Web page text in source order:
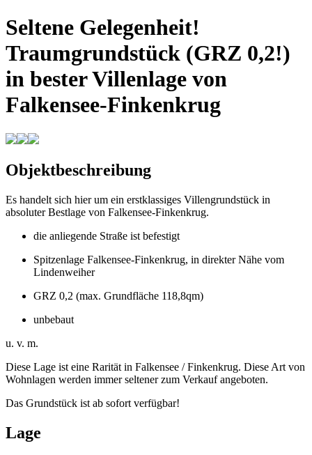
Seltene Gelegenheit!
Traumgrundstück (GRZ 0,2!)
in bester Villenlage von
Falkensee-Finkenkrug
Objektbeschreibung
Es handelt sich hier um ein erstklassiges Villengrundstück in
absoluter Bestlage von Falkensee-Finkenkrug.
die anliegende Straße ist befestigt
Spitzenlage Falkensee-Finkenkrug, in direkter Nähe vom
Lindenweiher
GRZ 0,2 (max. Grundfläche 118,8qm)
unbebaut
u. v. m.
Diese Lage ist eine Rarität in Falkensee / Finkenkrug. Diese Art von
Wohnlagen werden immer seltener zum Verkauf angeboten.
Das Grundstück ist ab sofort verfügbar!
Lage